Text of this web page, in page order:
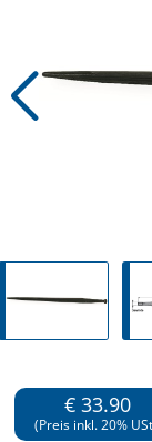
€ 33.90
(Preis inkl. 20%